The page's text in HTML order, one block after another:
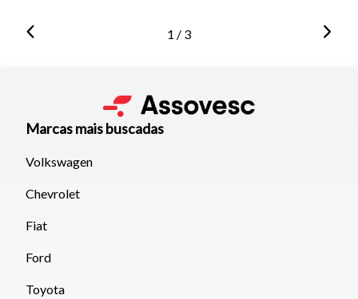
1 / 3
Marcas mais buscadas
Volkswagen
Chevrolet
Fiat
Ford
Toyota